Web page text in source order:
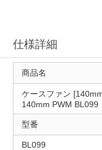
仕様詳細
商品名
ケースファン
140mm PWM BL099
型番
BL099